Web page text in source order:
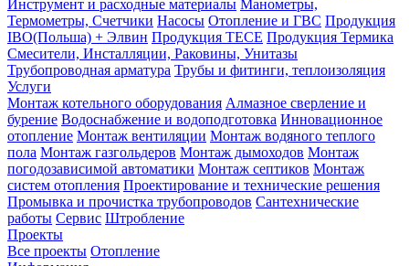
Инструмент и расходные материалы Манометры,
Термометры, Счетчики Насосы Отопление и ГВС Продукция
IBO(Польша) + Элвин Продукция TECE Продукция Термика
Смесители, Инсталляции, Раковины, Унитазы
Трубопроводная арматура Трубы и фитинги, теплоизоляция
Услуги
Монтаж котельного оборудования Алмазное сверление и
бурение Водоснабжение и водоподготовка Инновационное
отопление Монтаж вентиляции Монтаж водяного теплого
пола Монтаж газгольдеров Монтаж дымоходов Монтаж
погодозависимой автоматики Монтаж септиков Монтаж
систем отопления Проектирование и технические решения
Промывка и прочистка трубопроводов Сантехнические
работы Сервис Штробление
Проекты
Все проекты Отопление